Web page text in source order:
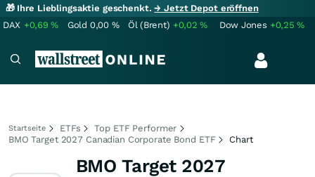
🎁 Ihre Lieblingsaktie geschenkt.→ Jetzt Depot eröffnen
DAX +0,69% Gold 0,00 % Öl (Brent) +0,02% Dow Jones +0,25%
Startseite ETFs
Top ETF Performer
BMO Target 2027 Canadian Corporate Bond ETF
Chart
BMO Target 2027